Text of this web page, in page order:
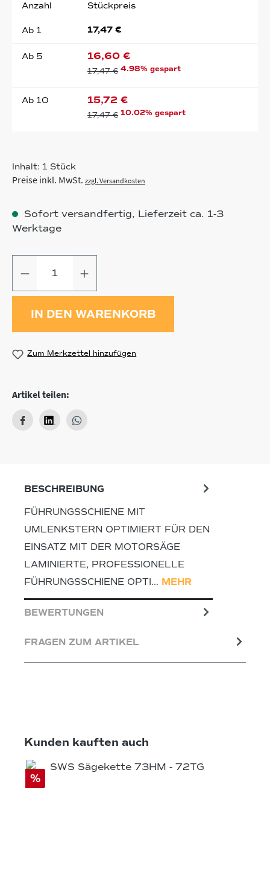
Anzahl Stückpreis
Ab 1 17,47 €
Ab 5 16,60 €
17,47 € 4.98% gespart
Ab 10 15,72 €
17,47 € 10.02% gespart
Inhalt: 1 Stück
Preise inkl. MwSt. zzgl. Versandkosten
Sofort versandfertig, Lieferzeit ca. 1-3
Werktage
IN DEN WARENKORB
Zum Merkzettel hinzufügen
Artikel teilen:
BESCHREIBUNG
FÜHRUNGSSCHIENE MIT
UMLENKSTERN OPTIMIERT FÜR DEN
EINSATZ MIT DER MOTORSÄGE
LAMINIERTE, PROFESSIONELLE
FÜHRUNGSSCHIENE OPTI… MEHR
BEWERTUNGEN
FRAGEN ZUM ARTIKEL
Produktgalerie überspringen
Kunden kauften auch
%